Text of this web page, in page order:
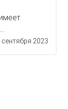
сентября 2023